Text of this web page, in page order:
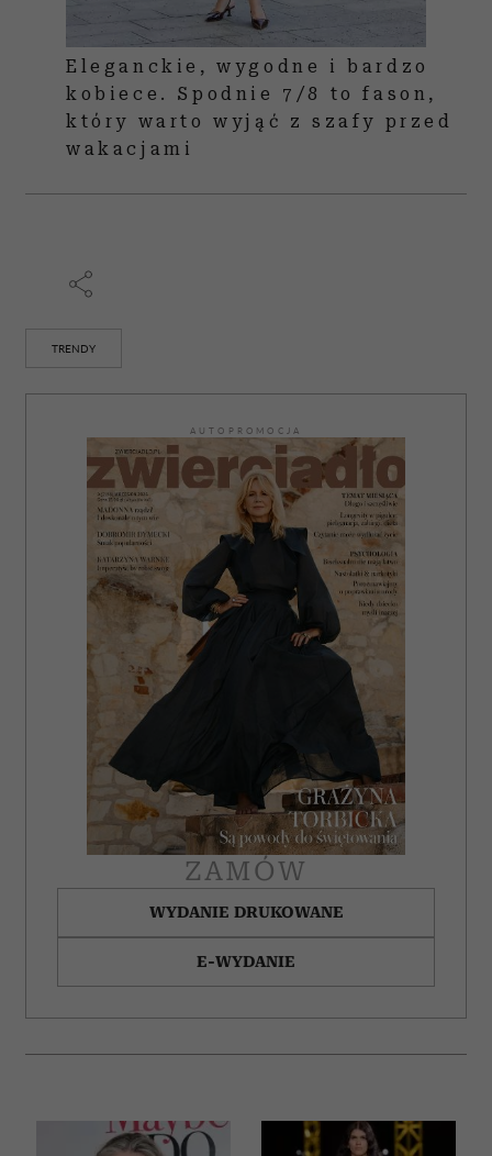
Eleganckie, wygodne i bardzo
kobiece. Spodnie 7/8 to fason,
który warto wyjąć z szafy przed
wakacjami
TRENDY
AUTOPROMOCJA
ZAMÓW
WYDANIE DRUKOWANE
E-WYDANIE